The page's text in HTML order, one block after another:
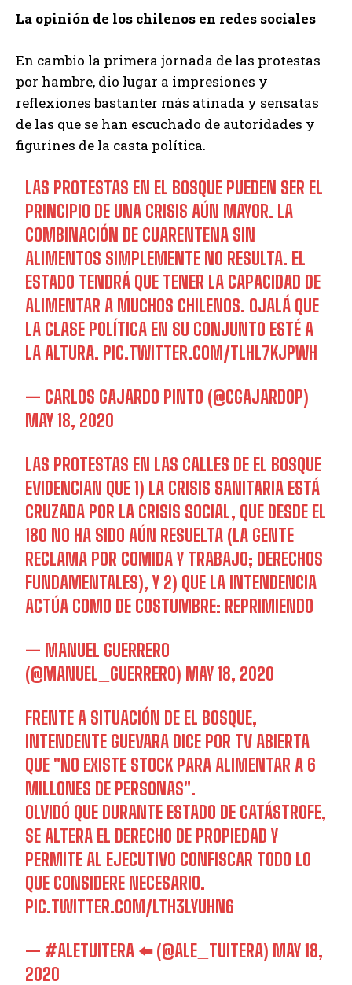
La opinión de los chilenos en redes sociales
En cambio la primera jornada de las protestas
por hambre, dio lugar a impresiones y
reflexiones bastanter más atinada y sensatas
de las que se han escuchado de autoridades y
figurines de la casta política.
LAS PROTESTAS EN EL BOSQUE PUEDEN SER EL
PRINCIPIO DE UNA CRISIS AÚN MAYOR. LA
COMBINACIÓN DE CUARENTENA SIN
ALIMENTOS SIMPLEMENTE NO RESULTA. EL
ESTADO TENDRÁ QUE TENER LA CAPACIDAD DE
ALIMENTAR A MUCHOS CHILENOS. OJALÁ QUE
LA CLASE POLÍTICA EN SU CONJUNTO ESTÉ A
LA ALTURA. PIC.TWITTER.COM/TLHL7KJPWH
— CARLOS GAJARDO PINTO (@CGAJARDOP)
MAY 18, 2020
LAS PROTESTAS EN LAS CALLES DE EL BOSQUE
EVIDENCIAN QUE 1) LA CRISIS SANITARIA ESTÁ
CRUZADA POR LA CRISIS SOCIAL, QUE DESDE EL
18O NO HA SIDO AÚN RESUELTA (LA GENTE
RECLAMA POR COMIDA Y TRABAJO; DERECHOS
FUNDAMENTALES), Y 2) QUE LA INTENDENCIA
ACTÚA COMO DE COSTUMBRE: REPRIMIENDO
— MANUEL GUERRERO
(@MANUEL_GUERRERO) MAY 18, 2020
FRENTE A SITUACIÓN DE EL BOSQUE,
INTENDENTE GUEVARA DICE POR TV ABIERTA
QUE "NO EXISTE STOCK PARA ALIMENTAR A 6
MILLONES DE PERSONAS".
OLVIDÓ QUE DURANTE ESTADO DE CATÁSTROFE,
SE ALTERA EL DERECHO DE PROPIEDAD Y
PERMITE AL EJECUTIVO CONFISCAR TODO LO
QUE CONSIDERE NECESARIO.
PIC.TWITTER.COM/LTH3LYUHN6
— #ALETUITERA ⬅️ (@ALE_TUITERA) MAY 18,
2020